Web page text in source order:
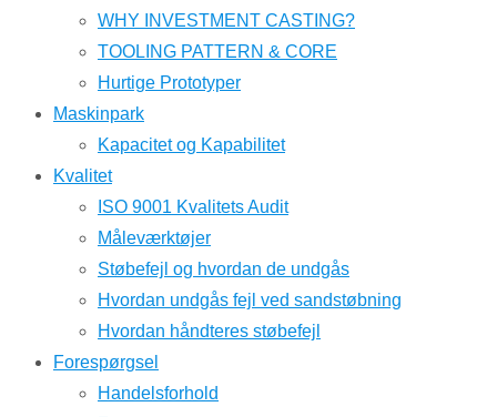
WHY INVESTMENT CASTING?
TOOLING PATTERN & CORE
Hurtige Prototyper
Maskinpark
Kapacitet og Kapabilitet
Kvalitet
ISO 9001 Kvalitets Audit
Måleværktøjer
Støbefejl og hvordan de undgås
Hvordan undgås fejl ved sandstøbning
Hvordan håndteres støbefejl
Forespørgsel
Handelsforhold